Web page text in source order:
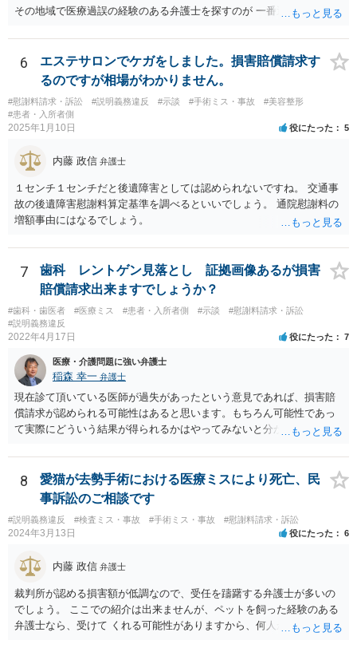
その地域で医療過誤の経験のある弁護士を探すのが 一番近道だね。
6
エステサロンでケガをしました。損害賠償請求す
るのですが相場がわかりません。
#慰謝料請求・訴訟 #説明義務違反 #示談 #手術ミス・事故
#美容整形
#患者・入所者側
2025年1月10日 役にたった 5
内藤 政信 弁護士
１センチ１センチだと後遺障害としては認められないですね。 交通事
故の後遺障害慰謝料算定基準を調べるといいでしょう。 通院慰謝料の
増額事由にはなるでしょう。
7
歯科 レントゲン見落とし 証拠画像あるが損害
賠償請求出来ますでしょうか？
#歯科・歯医者 #医療ミス #患者・入所者側 #示談
#慰謝料請求・訴訟
#説明義務違反
2022年4月17日 役にたった 7
医療・介護問題に強い弁護士
稲森 幸一 弁護士
現在診て頂いている医師が過失があったという意見であれば、損害賠
償請求が認められる可能性はあると思います。もちろん可能性であっ
て実際にどういう結果が得られるかはやってみないと分かりません
療費や精神的苦痛を受けた分の慰謝料や仕事に影響があれば休業損害
などが考えられます。 頑張ってください。
8
愛猫が去勢手術における医療ミスにより死亡、民
事訴訟のご相談です
#説明義務違反 #検査ミス・事故 #手術ミス・事故 #慰謝料請求・訴訟
2024年3月13日 役にたった 6
内藤 政信 弁護士
裁判所が認める損害額が低調なので、受任を躊躇する弁護士が多いの
でしょう。 ここでの紹介は出来ませんが、ペットを飼った経験のある
弁護士なら、受けて くれる可能性がありますから、何人か問い合わせ